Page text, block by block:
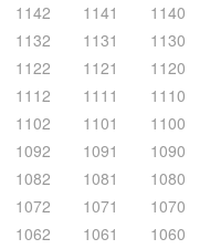
1142 1141 1140
1132 1131 1130
1122 1121 1120
1112 1111 1110
1102 1101 1100
1092 1091 1090
1082 1081 1080
1072 1071 1070
1062 1061 1060